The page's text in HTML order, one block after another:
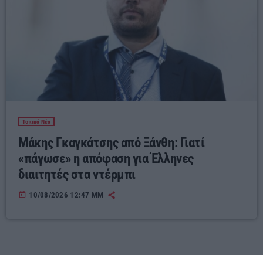
Τοπικά Νέα
Μάκης Γκαγκάτσης από Ξάνθη: Γιατί
«πάγωσε» η απόφαση για Έλληνες
διαιτητές στα ντέρμπι
today 10/08/2026 12:47 ΜΜ